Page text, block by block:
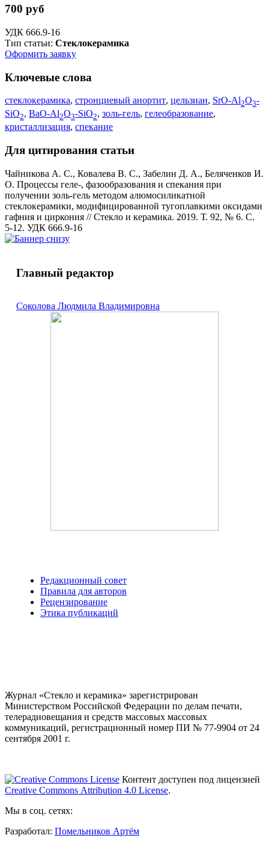
700 руб
УДК 666.9-16
Тип статьи: Стеклокерамика
Оформить заявку
Ключевые слова
стеклокерамика, стронциевый анортит, цельзиан, SrO-Al2O3-
SiO2, BaO-Al2O3-SiO2, золь-гель, гелеобразование,
кристаллизация, спекание
Для цитирования статьи
Чайникова А. С., Ковалева В. С., Забелин Д. А., Беляченков И.
О. Процессы геле-, фазообразования и спекания при
получении золь-гель методом алюмосиликатной
стеклокерамики, модифицированной тугоплавкими оксидами
гафния и циркония // Стекло и керамика. 2019. Т. 92, № 6. С.
5-12. УДК 666.9-16
Главный редактор
Соколова Людмила Владимировна
Редакционный совет
Правила для авторов
Рецензирование
Этика публикаций
Журнал «Стекло и керамика» зарегистрирован
Министерством Российской Федерации по делам печати,
телерадиовещания и средств массовых массовых
коммуникаций, регистрационный номер ПИ № 77-9904 от 24
сентября 2001 г.
Контент доступен под лицензией
Creative Commons Attribution 4.0 License.
Мы в соц. сетях:
Разработал: Помельников Артём